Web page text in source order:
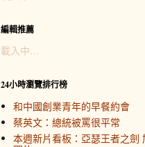
編輯推薦
載入中…
24小時瀏覽排行榜
和中國創業青年的早餐約會
蔡英文：總統被罵很平常
本週新片看板：亞瑟王者之劍